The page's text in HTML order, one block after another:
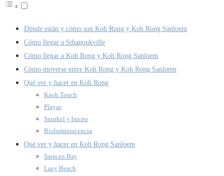
Dónde están y cómo son Koh Rong y Koh Rong Sanloem
Cómo llegar a Sihanoukville
Cómo llegar a Koh Rong y Koh Rong Sanloem
Cómo moverse entre Koh Rong y Koh Rong Sanloem
Qué ver y hacer en Koh Rong
Kaoh Touch
Playas
Snorkel y buceo
Bioluminiscencia
Qué ver y hacer en Koh Rong Sanloem
Saracen Bay
Lazy Beach